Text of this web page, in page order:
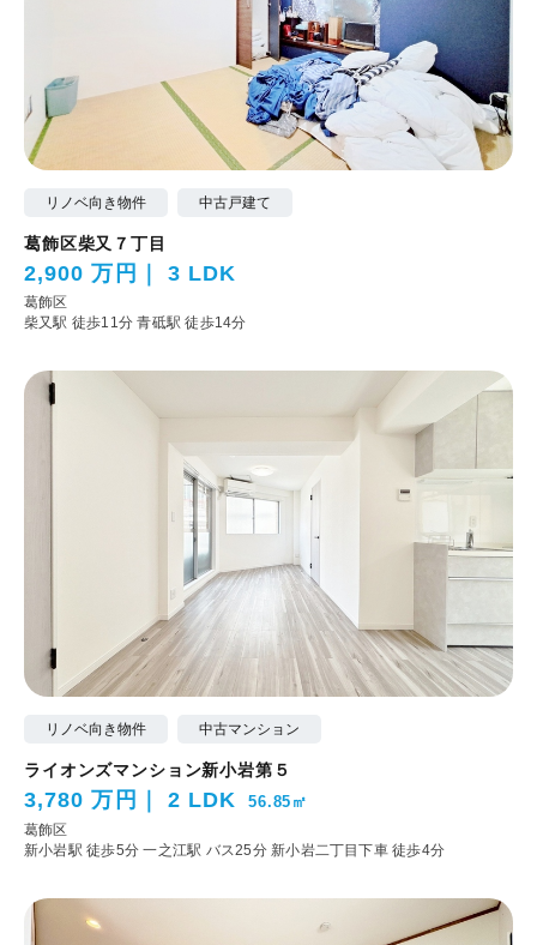
リノベ向き物件 中古戸建て
葛飾区柴又７丁目
2,900 万円 3 LDK
葛飾区
柴又駅 徒歩11分青砥駅 徒歩14分
リノベ向き物件 中古マンション
ライオンズマンション新小岩第５
3,780 万円 2 LDK 56.85㎡
葛飾区
新小岩駅 徒歩5分一之江駅 バス25分 新小岩二丁目下車 徒歩4分